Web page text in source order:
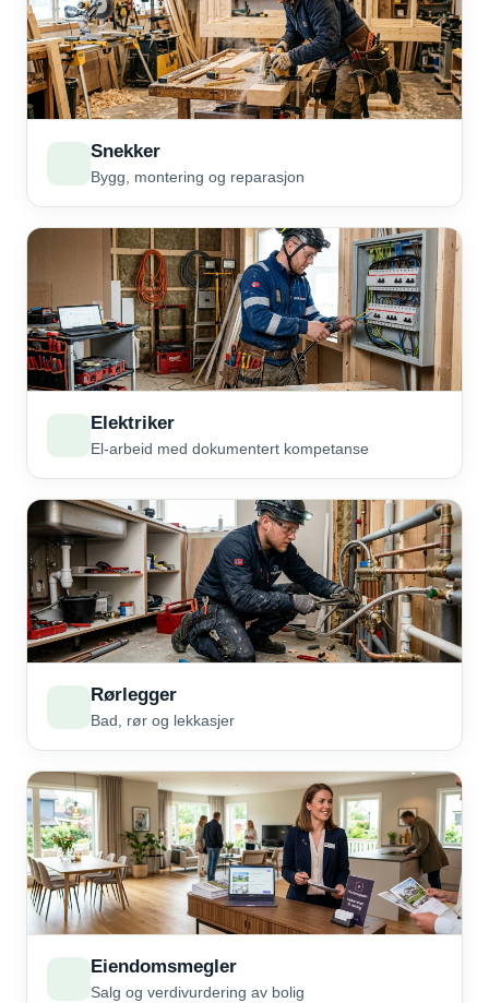
Snekker
Bygg, montering og reparasjon
Elektriker
El-arbeid med dokumentert kompetanse
Rørlegger
Bad, rør og lekkasjer
Eiendomsmegler
Salg og verdivurdering av bolig